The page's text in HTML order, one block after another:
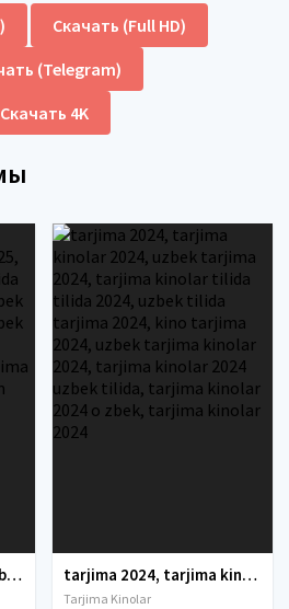
Скачать (Full HD)
(Telegram)
Скачать 4K
tarjima kinolar 2025, uzbek tarjima kinolar 2025, tarjima kinolar uzbek tilida 2025, tarjima kinolar o zbek 2025, tarjima kinolar o zbek tilida 2025, yangi tarjima kinolar 2025, uzmovi tarjima kinolar 2025, uzmovi com tarjima kinolar 2025, uzbekcha t tarjima 2024, tarjima kinolar 2024, uzbek tarjima 2024, tarjima kinolar tilida tilida 2024, uzbek tilida tarjima 2024, kino tarjima 2024, uzbek tarjima kinolar 2024, tarjima kinolar 2024 uzbek tilida, tarjima kinolar 2024 o zbek, tarjima kinolar 2024
Tarjima Kinolar